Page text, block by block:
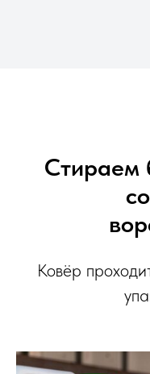
Стираем
Ковёр